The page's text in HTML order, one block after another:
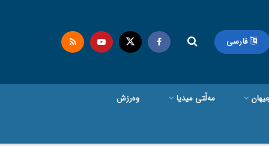
فارسی
مەڵتی میدیا وەرزش